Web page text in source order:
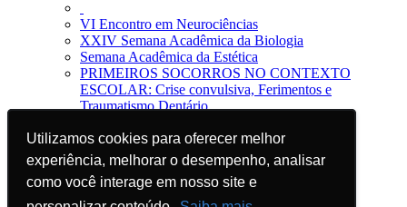
Utilizamos cookies para oferecer melhor
experiência, melhorar o desempenho, analisar
como você interage em nosso site e
Utilizamos cookies para oferecer melhor
experiência, melhorar o desempenho, analisar
como você interage em nosso site e
VI Encontro em Neurociências
XXIV Semana Acadêmica da Biologia
Semana Acadêmica da Estética
PRIMEIROS SOCORROS NO CONTEXTO
ESCOLAR: Crise convulsiva, Ferimentos e
Traumatismo Dentário
Jornal da Unisc
Notícias
Imprensa
Blog EAD
Sugira sua divulgação